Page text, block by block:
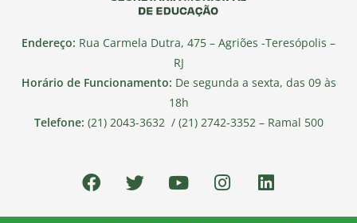
Endereço: Rua Carmela Dutra, 475 – Agriões -Teresópolis –
RJ
Horário de Funcionamento: De segunda a sexta, das 09 às
18h
Telefone: (21) 2043-3632 / (21) 2742-3352 – Ramal 500